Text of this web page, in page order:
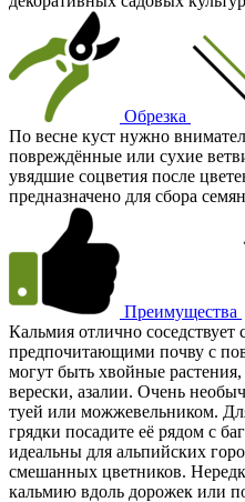
Обрезка
По весне куст нужно
повреждённые или сухие
увядшие соцветия после
предназначено для сбора
Преимущества
Кальмия отлично
предпочитающими почву с
могут быть хвойные
верески, азалии. Очень
туей или можжевельником.
грядки посадите её рядом с
идеальны для альпийских
смешанных цветников.
кальмию вдоль дорожек или